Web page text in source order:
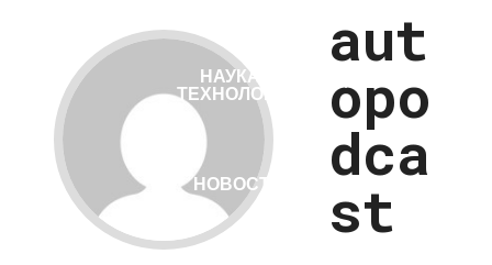
НАУКА И
ТЕХНОЛОГИИ
НОВОСТИ
aut
opo
dca
st